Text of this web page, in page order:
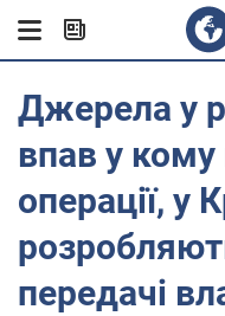
Джерела у
впав у кому
операції, у
передачі